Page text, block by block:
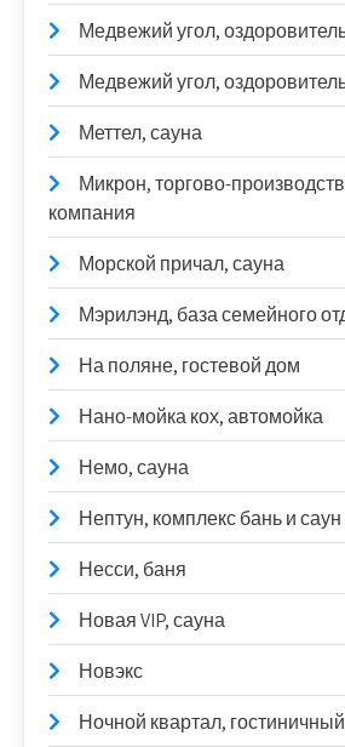
Медвежий угол,
Медвежий угол,
Меттел, сауна
Микрон, торгово-
компания
Морской причал, сауна
Мэрилэнд, база семейного
На поляне, гостевой дом
Нано-мойка кох, автомойка
Немо, сауна
Нептун, комплекс бань и саун
Несси, баня
Новая VIP, сауна
Новэкс
Ночной квартал,